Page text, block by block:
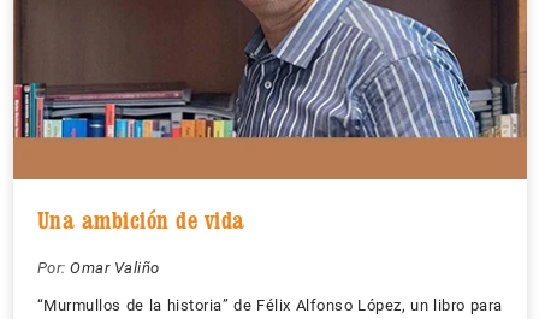
Una ambición de vida
Por: Omar Valiño
“Murmullos de la historia” de Félix Alfonso López, un libro para